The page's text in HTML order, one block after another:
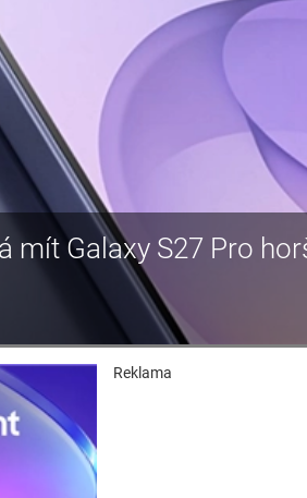
mít Galaxy S27 Pro
Reklama